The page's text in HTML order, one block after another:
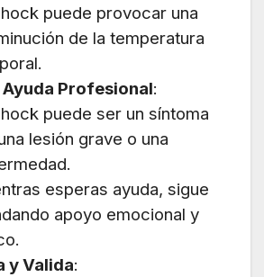
puede provocar una
de la temperatura
Ayuda Profesional:
puede ser un síntoma
lesión grave o una
esperas ayuda, sigue
apoyo emocional y
y Valida: